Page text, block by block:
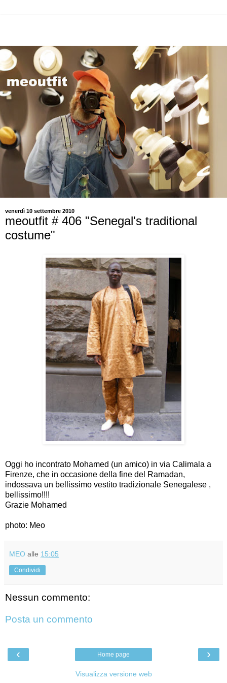
venerdì 10 settembre 2010
meoutfit # 406 "Senegal's traditional
costume"
Oggi ho incontrato Mohamed (un amico) in via Calimala a
Firenze, che in occasione della fine del Ramadan,
indossava un bellissimo vestito tradizionale Senegalese ,
bellissimo!!!!
Grazie Mohamed
photo: Meo
MEO alle 15:05
Condividi
Nessun commento:
Posta un commento
‹ ›
Home page
Visualizza versione web